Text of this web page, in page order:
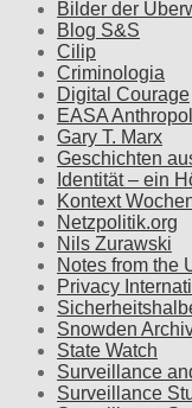
Bilder der
Blog S&S
Cilip
Criminologia
Digital Courage
EASA
Gary T. Marx
Geschichten
Identität – ein
Kontext
Netzpolitik.org
Nils Zurawski
Notes from the
Privacy
Snowden
State Watch
Surveillance
Surveillance